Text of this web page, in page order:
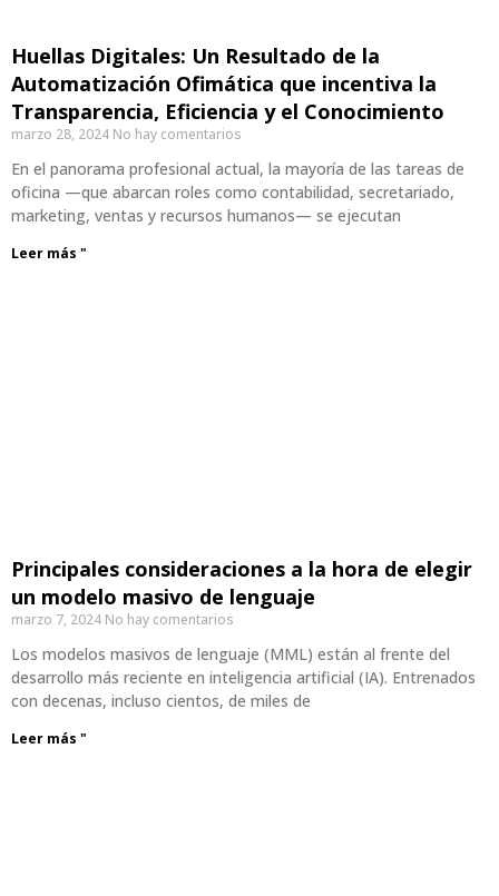
Huellas Digitales: Un Resultado de la
Automatización Ofimática que incentiva la
Transparencia, Eficiencia y el Conocimiento
marzo 28, 2024 No hay comentarios
En el panorama profesional actual, la mayoría de las tareas de
oficina —que abarcan roles como contabilidad, secretariado,
marketing, ventas y recursos humanos— se ejecutan
Leer más "
Principales consideraciones a la hora de elegir
un modelo masivo de lenguaje
marzo 7, 2024 No hay comentarios
Los modelos masivos de lenguaje (MML) están al frente del
desarrollo más reciente en inteligencia artificial (IA). Entrenados
con decenas, incluso cientos, de miles de
Leer más "